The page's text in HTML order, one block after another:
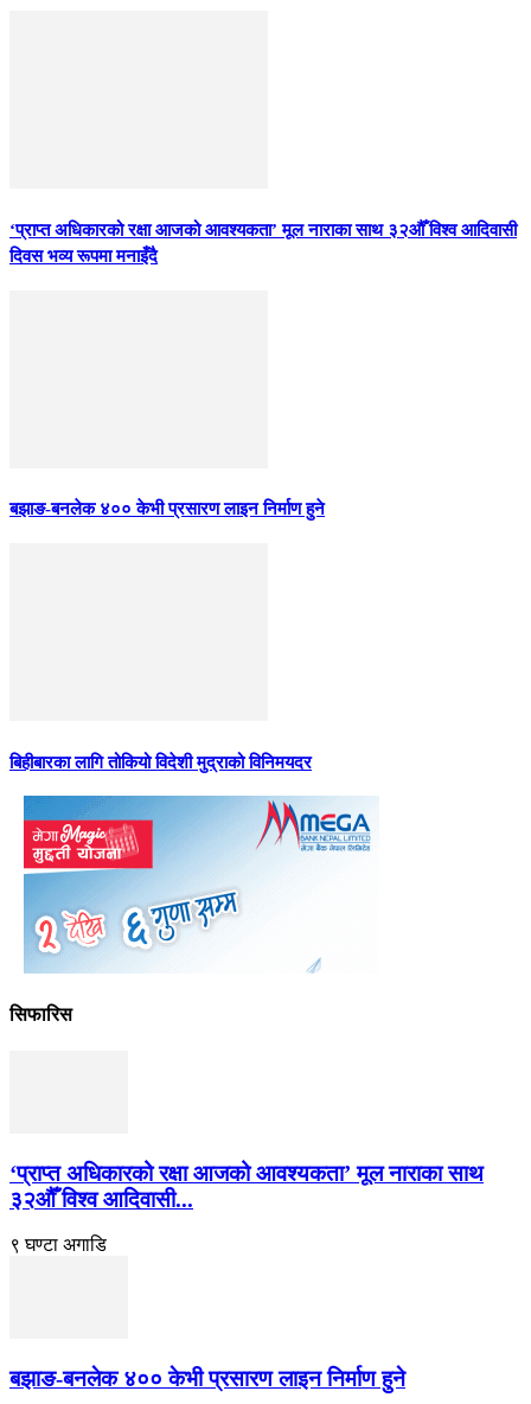
‘प्राप्त अधिकारको रक्षा आजको आवश्यकता’ मूल नाराका साथ ३२औँ विश्व आदिवासी
दिवस भव्य रूपमा मनाइँदै
बझाङ-बनलेक ४०० केभी प्रसारण लाइन निर्माण हुने
बिहीबारका लागि तोकियो विदेशी मुद्राको विनिमयदर
सिफारिस
‘प्राप्त अधिकारको रक्षा आजको आवश्यकता’ मूल नाराका साथ
३२औँ विश्व आदिवासी...
९ घण्टा अगाडि
बझाङ-बनलेक ४०० केभी प्रसारण लाइन निर्माण हुने